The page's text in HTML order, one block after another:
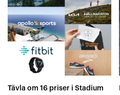
Tävla om 16 priser i Stadium